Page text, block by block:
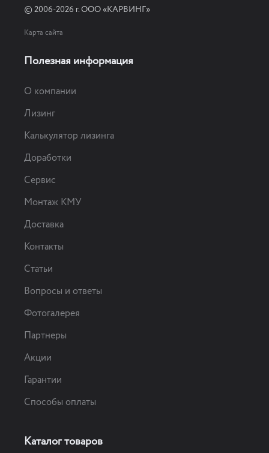
© 2006-2026 г. ООО «КАРВИНГ»
Карта сайта
Полезная информация
О компании
Лизинг
Калькулятор лизинга
Доработки
Сервис
Монтаж КМУ
Доставка
Контакты
Cтатьи
Вопросы и ответы
Фотогалерея
Партнеры
Акции
Гарантии
Способы оплаты
Каталог товаров